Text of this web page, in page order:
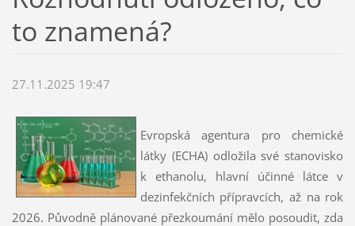
to znamená?
27.11.2025 19:47
Evropská agentura pro chemické
látky (ECHA) odložila své stanovisko
k ethanolu, hlavní účinné látce v
dezinfekčních přípravcích, až na rok
2026. Původně plánované přezkoumání mělo posoudit, zda